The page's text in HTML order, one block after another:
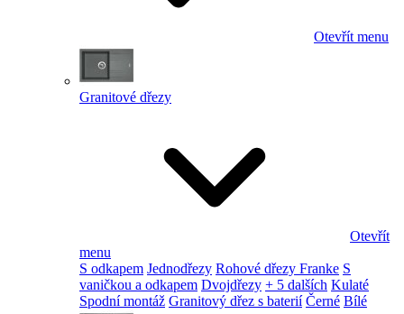
Otevřít menu
Granitové dřezy
Otevřít
menu
S odkapem Jednodřezy Rohové dřezy Franke S
vaničkou a odkapem Dvojdřezy + 5 dalších Kulaté
Spodní montáž Granitový dřez s baterií Černé Bílé